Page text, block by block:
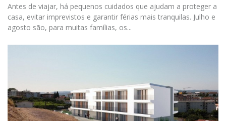
Antes de viajar, há pequenos cuidados que ajudam a proteger a
casa, evitar imprevistos e garantir férias mais tranquilas. Julho e
agosto são, para muitas famílias, os...